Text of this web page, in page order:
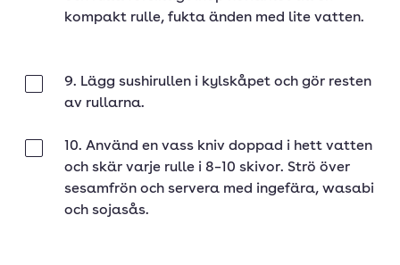
kompakt rulle, fukta änden med lite vatten.
9. Lägg sushirullen i kylskåpet och gör resten
av rullarna.
10. Använd en vass kniv doppad i hett vatten
och skär varje rulle i 8–10 skivor. Strö över
sesamfrön och servera med ingefära, wasabi
och sojasås.